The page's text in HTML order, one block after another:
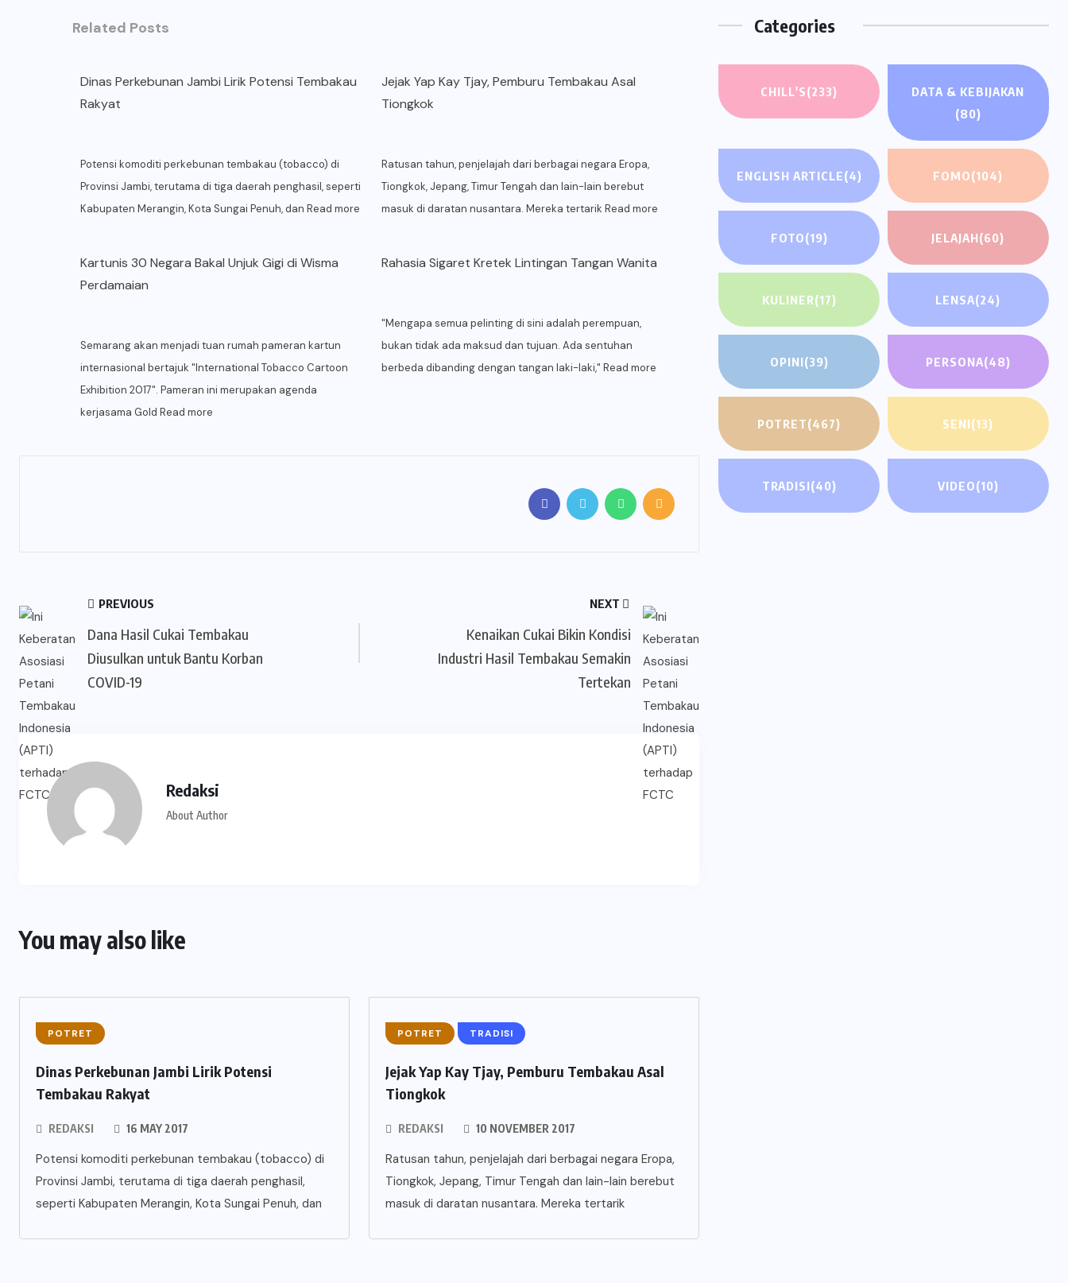
Related Posts
Dinas Perkebunan Jambi Lirik Potensi Tembakau
Rakyat
Potensi komoditi perkebunan tembakau (tobacco) di
Provinsi Jambi, terutama di tiga daerah penghasil, seperti
Kabupaten Merangin, Kota Sungai Penuh, dan Read more
Jejak Yap Kay Tjay, Pemburu Tembakau Asal
Tiongkok
Ratusan tahun, penjelajah dari berbagai negara Eropa,
Tiongkok, Jepang, Timur Tengah dan lain-lain berebut
masuk di daratan nusantara. Mereka tertarikRead more
Kartunis 30 Negara Bakal Unjuk Gigi di Wisma
Perdamaian
Semarang akan menjadi tuan rumah pameran kartun
internasional bertajuk "International Tobacco Cartoon
Exhibition 2017". Pameran ini merupakan agenda
kerjasama Gold Read more
Rahasia Sigaret Kretek Lintingan Tangan Wanita
"Mengapa semua pelinting di sini adalah perempuan,
bukan tidak ada maksud dan tujuan. Ada sentuhan
berbeda dibanding dengan tangan laki-laki,"Read more
PREVIOUS
Dana Hasil Cukai Tembakau
Diusulkan untuk Bantu Korban
COVID-19
NEXT
Kenaikan Cukai Bikin Kondisi
Industri Hasil Tembakau Semakin
Tertekan
Redaksi
About Author
You may also like
POTRET
Dinas Perkebunan Jambi Lirik Potensi
Tembakau Rakyat
REDAKSI 16 MAY 2017
Potensi komoditi perkebunan tembakau (tobacco) di
Provinsi Jambi, terutama di tiga daerah penghasil,
seperti Kabupaten Merangin, Kota Sungai Penuh, dan
POTRET TRADISI
Jejak Yap Kay Tjay, Pemburu Tembakau Asal
Tiongkok
REDAKSI 10 NOVEMBER 2017
Ratusan tahun, penjelajah dari berbagai negara Eropa,
Tiongkok, Jepang, Timur Tengah dan lain-lain berebut
masuk di daratan nusantara. Mereka tertarik
Categories
CHILL'S(233)
DATA & KEBIJAKAN
(80)
ENGLISH ARTICLE(4) FOMO(104)
FOTO(19) JELAJAH(60)
KULINER(17) LENSA(24)
OPINI(39) PERSONA(48)
POTRET(467) SENI(13)
TRADISI(40) VIDEO(10)